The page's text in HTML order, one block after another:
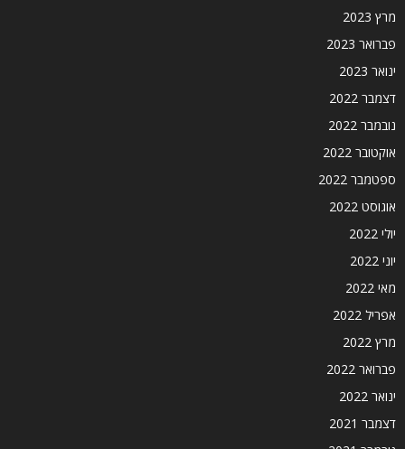
מרץ 2023
פברואר 2023
ינואר 2023
דצמבר 2022
נובמבר 2022
אוקטובר 2022
ספטמבר 2022
אוגוסט 2022
יולי 2022
יוני 2022
מאי 2022
אפריל 2022
מרץ 2022
פברואר 2022
ינואר 2022
דצמבר 2021